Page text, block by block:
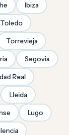
Ibiza
Toledo
Torrevieja
Segovia
Real
Lleida
Lugo